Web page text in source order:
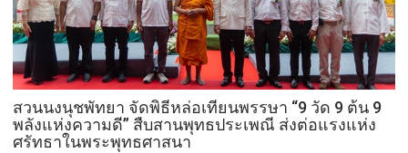
มงคล
แบบ
ล้าน
นา
ถวาย
พระ
ราช
สวนนงนุชพัทยา จัดพิธีหล่อเทียนพรรษา “9 วัด 9 ต้น 9
พลังแห่งความดี” สืบสานพุทธประเพณี ส่งต่อแรงแห่ง
ศรัทธาในพระพุทธศาสนา